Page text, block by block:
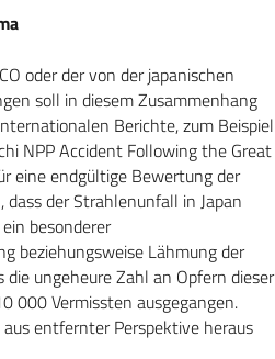
oder der von der japanischen
soll in diesem Zusammenhang
Berichte, zum Beispiel
NPP Accident Following the Great
eine endgültige Bewertung der
der Strahlenunfall in Japan
besonderer
beziehungsweise Lähmung der
ungeheure Zahl an Opfern dieser
000 Vermissten ausgegangen.
entfernter Perspektive heraus